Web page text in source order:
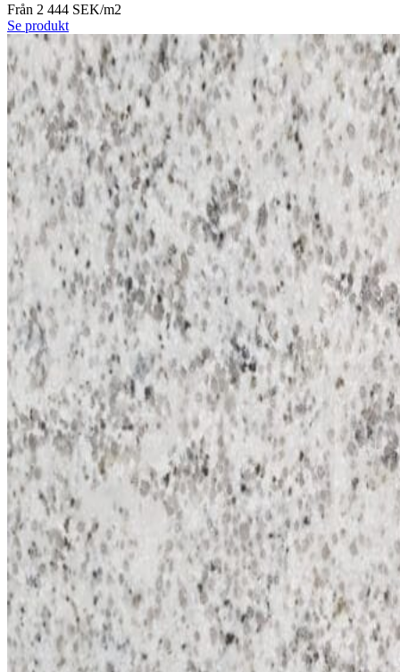
Från 2 444 SEK/m2
Se produkt